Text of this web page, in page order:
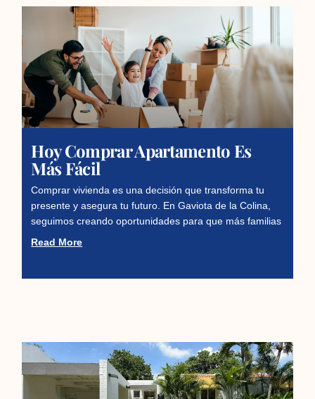
Hoy Comprar Apartamento Es
Más Fácil
Comprar vivienda es una decisión que transforma tu
presente y asegura tu futuro. En Gaviota de la Colina,
seguimos creando oportunidades para que más familias
Read More